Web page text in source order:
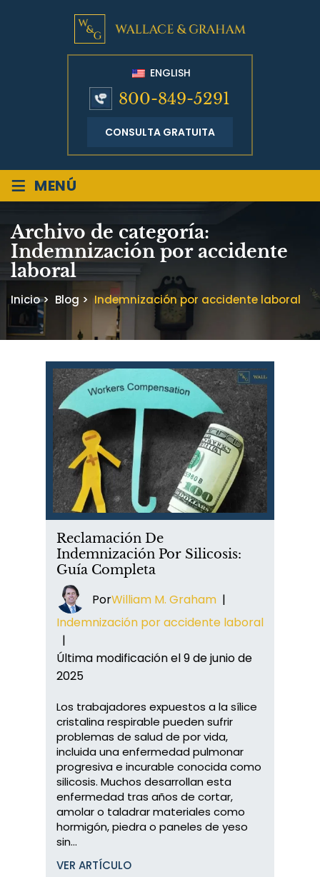
ENGLISH
800-849-5291
CONSULTA GRATUITA
≡ MENÚ
Archivo de categoría:
Indemnización por accidente
laboral
Inicio> Blog >Indemnización por accidente laboral
Reclamación De
Indemnización Por Silicosis:
Guía Completa
PorWilliam M. Graham |
Indemnización por accidente laboral
|
Última modificación el 9 de junio de
2025
Los trabajadores expuestos a la sílice
cristalina respirable pueden sufrir
problemas de salud de por vida,
incluida una enfermedad pulmonar
progresiva e incurable conocida como
silicosis. Muchos desarrollan esta
enfermedad tras años de cortar,
amolar o taladrar materiales como
hormigón, piedra o paneles de yeso
sin...
VER ARTÍCULO